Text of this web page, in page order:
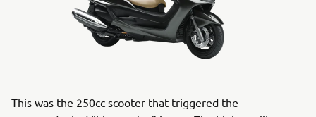
This was the 250cc scooter that triggered the